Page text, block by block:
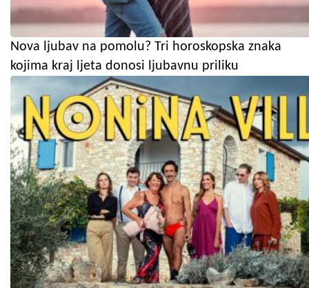
Nova ljubav na pomolu? Tri horoskopska znaka
kojima kraj ljeta donosi ljubavnu priliku